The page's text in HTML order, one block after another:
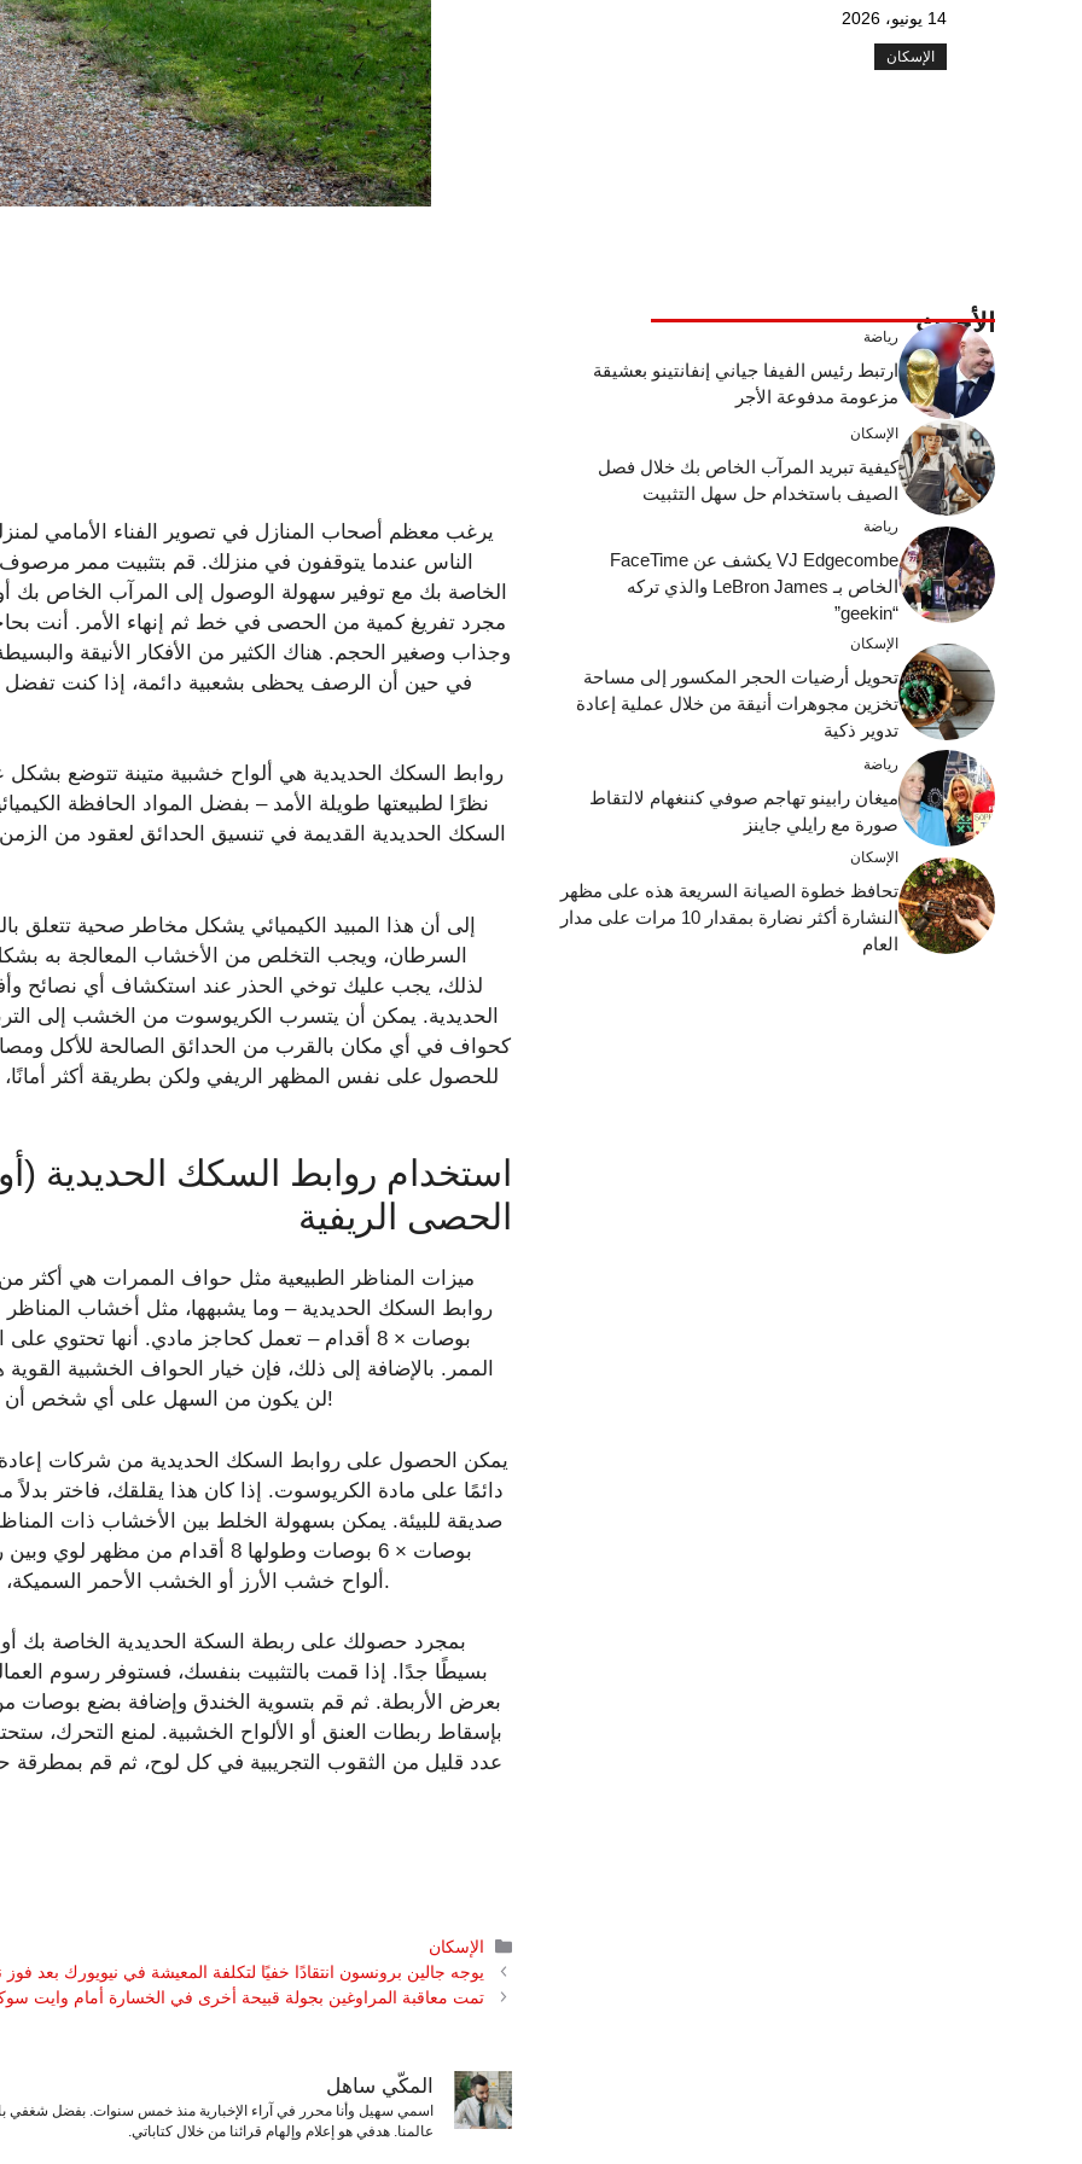
14 يونيو، 2026
الإسكان
يرغب معظم أصحاب المنازل في تصوير الفناء الأمامي
الناس عندما يتوقفون في منزلك. قم بتثبيت ممر
الخاصة بك مع توفير سهولة الوصول إلى المرآب الخاص بك
مجرد تفريغ كمية من الحصى في خط ثم إنهاء الأمر. أنت
وجذاب وصغير الحجم. هناك الكثير من الأفكار الأنيقة
في حين أن الرصف يحظى بشعبية دائمة، إذا كنت تفضل
روابط السكك الحديدية هي ألواح خشبية متينة تتوضع
نظرًا لطبيعتها طويلة الأمد – بفضل المواد الحافظة
السكك الحديدية القديمة في تنسيق الحدائق لعقود من
السرطان، ويجب التخلص من الأخشاب المعالجة به
لذلك، يجب عليك توخي الحذر عند استكشاف أي نصائح
الحديدية. يمكن أن يتسرب الكريوسوت من الخشب إلى
كحواف في أي مكان بالقرب من الحدائق الصالحة للأكل
للحصول على نفس المظهر الريفي ولكن بطريقة أكثر
استخدام روابط السكك الحديدية
الحصى الريفية
ميزات المناظر الطبيعية مثل حواف الممرات هي أكثر
بوصات × 8 أقدام – تعمل كحاجز مادي. أنها
الممر. بالإضافة إلى ذلك، فإن خيار الحواف الخشبية
لن يكون من السهل على أي شخص أن يقود سيارته فوق مثل هذا الحاجز الذي يقف في وجهك!
يمكن الحصول على روابط السكك الحديدية من شركات إعادة
دائمًا على مادة الكريوسوت. إذا كان هذا يقلقك، فاختر
بوصات × 6 بوصات وطولها 8
ألواح خشب الأرز أو الخشب الأحمر السميكة، وهي مقاومة بشكل طبيعي للحشرات والعفن والطقس.
بمجرد حصولك على ربطة السكة الحديدية الخاصة بك
بسيطًا جدًا. إذا قمت بالتثبيت بنفسك، فستوفر رسوم
بعرض الأربطة. ثم قم بتسوية الخندق وإضافة بضع
بإسقاط ربطات العنق أو الألواح الخشبية. لمنع التحرك،
التصنيفات
الإسكان
يوجه جالين برونسون انتقادًا خفيًا لتكلفة المعيشة في نيويورك بعد
تمت معاقبة المراوغين بجولة قبيحة أخرى في الخسارة أمام وايت
المكّي ساهل
اسمي سهيل وأنا محرر في آراء الإخبارية منذ خمس سنوات. بفضل شغفي
عالمنا. هدفي هو إعلام وإلهام قرائنا من خلال كتاباتي.
الأحدث رياضة
ارتبط رئيس الفيفا جياني إنفانتينو بعشيقة
مزعومة مدفوعة الأجر
الإسكان
كيفية تبريد المرآب الخاص بك خلال فصل
الصيف باستخدام حل سهل التثبيت
رياضة
VJ Edgecombe يكشف عن FaceTime
الخاص بـ LeBron James والذي تركه
“geekin”
الإسكان
تحويل أرضيات الحجر المكسور إلى مساحة
تخزين مجوهرات أنيقة من خلال عملية إعادة
تدوير ذكية
رياضة
ميغان رابينو تهاجم صوفي كننغهام لالتقاط
صورة مع رايلي جاينز
الإسكان
تحافظ خطوة الصيانة السريعة هذه على مظهر
النشارة أكثر نضارة بمقدار 10 مرات على مدار
العام